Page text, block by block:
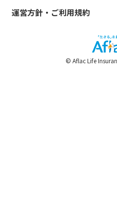
運営方針・ご利用規約
© Aflac Life